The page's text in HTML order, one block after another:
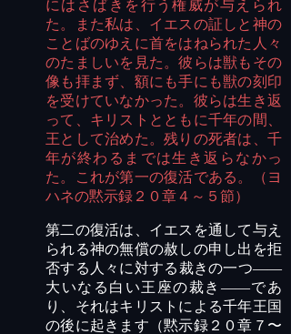
にはさばきを行う権威が与えられ
た。また私は、イエスの証しと神の
ことばのゆえに首をはねられた人々
のたましいを見た。彼らは獣もその
像も拝まず、額にも手にも獣の刻印
を受けていなかった。彼らは生き返
って、キリストとともに千年の間、
王として治めた。残りの死者は、千
年が終わるまでは生き返らなかっ
た。これが第一の復活である。（ヨ
ハネの黙示録２０章４～５節）
第二の復活は、イエスを通して与え
られる神の無償の赦しの申し出を拒
否する人々に対する裁きの一つ――
大いなる白い王座の裁き――であ
り、それはキリストによる千年王国
の後に起きます（黙示録２０章７〜